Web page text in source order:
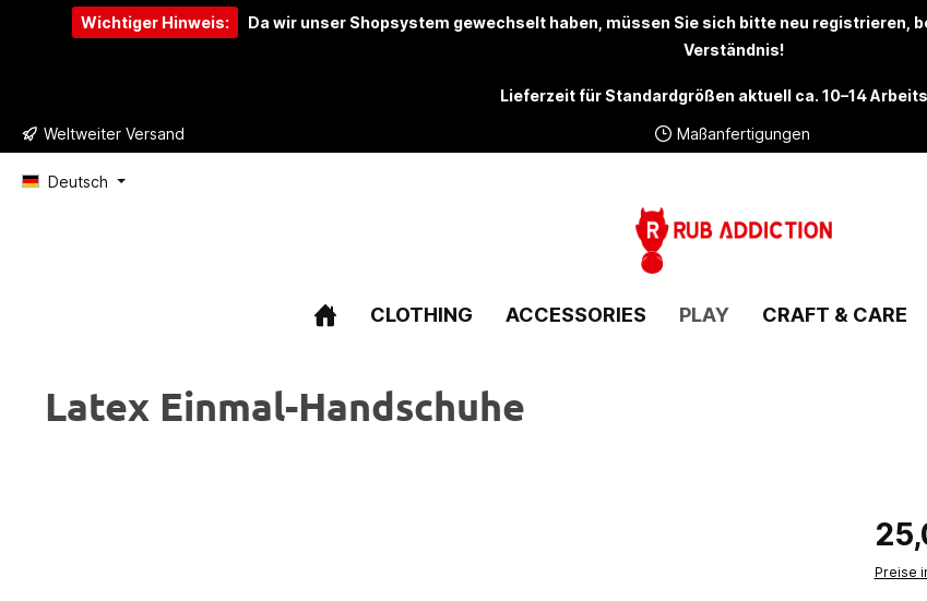
springen Zur Hauptnavigation springen
Wichtiger Hinweis: Da wir unser Shopsystem gewechselt haben, müssen Sie sich bitte neu registrieren ,
Verständnis!
Lieferzeit für Standardgrößen aktuell ca. 10–14
Weltweiter Versand Maßanfertigungen
Deutsch
CLOTHING ACCESSORIES PLAY CRAFT & CARE
Latex Einmal-Handschuhe
Preise